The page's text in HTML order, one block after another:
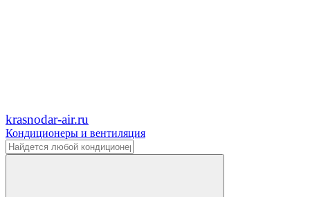
krasnodar-air.ru
Кондиционеры и вентиляция